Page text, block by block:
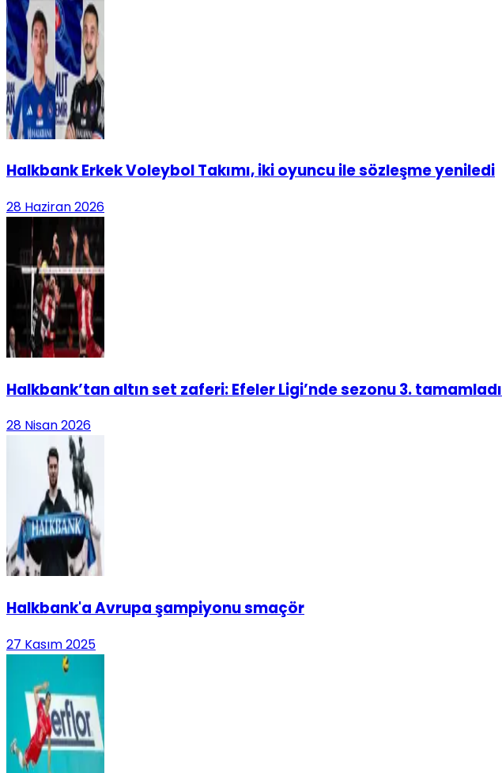
Halkbank Erkek Voleybol Takımı, iki oyuncu ile sözleşme yeniledi
28 Haziran 2026
Halkbank’tan altın set zaferi: Efeler Ligi’nde sezonu 3. tamamladı
28 Nisan 2026
Halkbank'a Avrupa şampiyonu smaçör
27 Kasım 2025